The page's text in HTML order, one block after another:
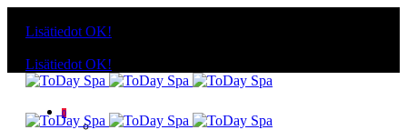
Lisätiedot OK!
Lisätiedot OK!
0